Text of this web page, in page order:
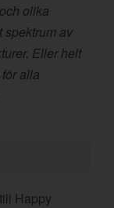
olika
spektrum av
Eller helt
alla
Happy